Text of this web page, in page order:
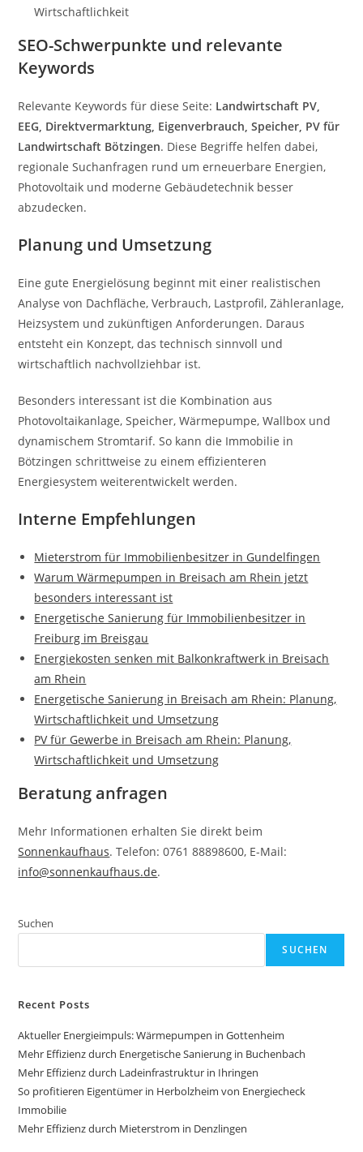
Wirtschaftlichkeit
SEO-Schwerpunkte und relevante
Keywords
Relevante Keywords für diese Seite: Landwirtschaft PV,
EEG, Direktvermarktung, Eigenverbrauch, Speicher, PV für
Landwirtschaft Bötzingen. Diese Begriffe helfen dabei,
regionale Suchanfragen rund um erneuerbare Energien,
Photovoltaik und moderne Gebäudetechnik besser
abzudecken.
Planung und Umsetzung
Eine gute Energielösung beginnt mit einer realistischen
Analyse von Dachfläche, Verbrauch, Lastprofil, Zähleranlage,
Heizsystem und zukünftigen Anforderungen. Daraus
entsteht ein Konzept, das technisch sinnvoll und
wirtschaftlich nachvollziehbar ist.
Besonders interessant ist die Kombination aus
Photovoltaikanlage, Speicher, Wärmepumpe, Wallbox und
dynamischem Stromtarif. So kann die Immobilie in
Bötzingen schrittweise zu einem effizienteren
Energiesystem weiterentwickelt werden.
Interne Empfehlungen
Mieterstrom für Immobilienbesitzer in Gundelfingen
Warum Wärmepumpen in Breisach am Rhein jetzt
besonders interessant ist
Energetische Sanierung für Immobilienbesitzer in
Freiburg im Breisgau
Energiekosten senken mit Balkonkraftwerk in Breisach
am Rhein
Energetische Sanierung in Breisach am Rhein: Planung,
Wirtschaftlichkeit und Umsetzung
PV für Gewerbe in Breisach am Rhein: Planung,
Wirtschaftlichkeit und Umsetzung
Beratung anfragen
Mehr Informationen erhalten Sie direkt beim
Sonnenkaufhaus. Telefon: 0761 88898600, E-Mail:
info@sonnenkaufhaus.de.
Suchen
SUCHEN
Recent Posts
Aktueller Energieimpuls: Wärmepumpen in Gottenheim
Mehr Effizienz durch Energetische Sanierung in Buchenbach
Mehr Effizienz durch Ladeinfrastruktur in Ihringen
So profitieren Eigentümer in Herbolzheim von Energiecheck
Immobilie
Mehr Effizienz durch Mieterstrom in Denzlingen